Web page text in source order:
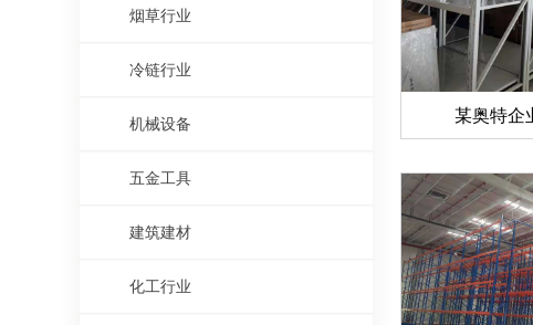
烟草行业
冷链行业
机械设备
五金工具
建筑建材
化工行业
某奥特企